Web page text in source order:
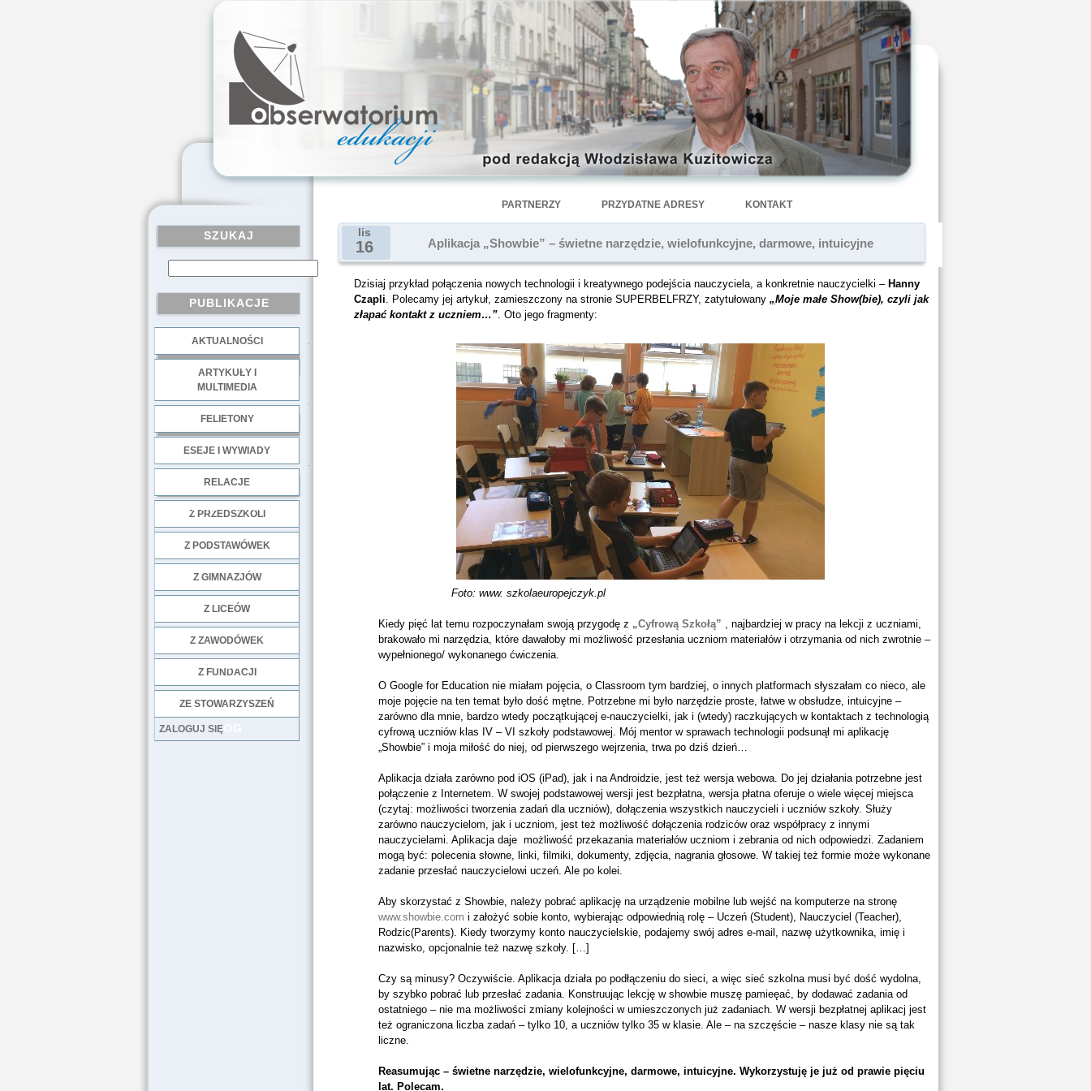
PARTNERZY PRZYDATNE ADRESY KONTAKT
SZUKAJ
PUBLIKACJE
AKTUALNOŚCI
ARTYKUŁY I
MULTIMEDIA
FELIETONY
ESEJE I WYWIADY
RELACJE
Z PRZEDSZKOLI
Z PODSTAWÓWEK
Z GIMNAZJÓW
Z LICEÓW
Z ZAWODÓWEK
Z FUNDACJI
ZE STOWARZYSZEŃ
LOG
ZALOGUJ SIĘ
lis
16 Aplikacja „Showbie” – świetne narzędzie, wielofunkcyjne, darmowe, intuicyjne
Dzisiaj przykład połączenia nowych technologii i kreatywnego podejścia nauczyciela, a konkretnie nauczycielki – Hanny
Czapli. Polecamy jej artykuł, zamieszczony na stronie SUPERBELFRZY, zatytułowany „Moje małe Show(bie), czyli jak
złapać kontakt z uczniem…”. Oto jego fragmenty:
Foto: www. szkolaeuropejczyk.pl
Kiedy pięć lat temu rozpoczynałam swoją przygodę z „Cyfrową Szkołą” , najbardziej w pracy na lekcji z uczniami,
brakowało mi narzędzia, które dawałoby mi możliwość przesłania uczniom materiałów i otrzymania od nich zwrotnie –
wypełnionego/ wykonanego ćwiczenia.
O Google for Education nie miałam pojęcia, o Classroom tym bardziej, o innych platformach słyszałam co nieco, ale
moje pojęcie na ten temat było dość mętne. Potrzebne mi było narzędzie proste, łatwe w obsłudze, intuicyjne –
zarówno dla mnie, bardzo wtedy początkującej e-nauczycielki, jak i (wtedy) raczkujących w kontaktach z technologią
cyfrową uczniów klas IV – VI szkoły podstawowej. Mój mentor w sprawach technologii podsunął mi aplikację
„Showbie” i moja miłość do niej, od pierwszego wejrzenia, trwa po dziś dzień…
Aplikacja działa zarówno pod iOS (iPad), jak i na Androidzie, jest też wersja webowa. Do jej działania potrzebne jest
połączenie z Internetem. W swojej podstawowej wersji jest bezpłatna, wersja płatna oferuje o wiele więcej miejsca
(czytaj: możliwości tworzenia zadań dla uczniów), dołączenia wszystkich nauczycieli i uczniów szkoły. Służy
zarówno nauczycielom, jak i uczniom, jest też możliwość dołączenia rodziców oraz współpracy z innymi
nauczycielami. Aplikacja daje możliwość przekazania materiałów uczniom i zebrania od nich odpowiedzi. Zadaniem
mogą być: polecenia słowne, linki, filmiki, dokumenty, zdjęcia, nagrania głosowe. W takiej też formie może wykonane
zadanie przesłać nauczycielowi uczeń. Ale po kolei.
Aby skorzystać z Showbie, należy pobrać aplikację na urządzenie mobilne lub wejść na komputerze na stronę
www.showbie.com i założyć sobie konto, wybierając odpowiednią rolę – Uczeń (Student), Nauczyciel (Teacher),
Rodzic(Parents). Kiedy tworzymy konto nauczycielskie, podajemy swój adres e-mail, nazwę użytkownika, imię i
nazwisko, opcjonalnie też nazwę szkoły. […]
Czy są minusy? Oczywiście. Aplikacja działa po podłączeniu do sieci, a więc sieć szkolna musi być dość wydolna,
by szybko pobrać lub przesłać zadania. Konstruując lekcję w showbie muszę pamieęać, by dodawać zadania od
ostatniego – nie ma możliwości zmiany kolejności w umieszczonych już zadaniach. W wersji bezpłatnej aplikacj jest
też ograniczona liczba zadań – tylko 10, a uczniów tylko 35 w klasie. Ale – na szczęście – nasze klasy nie są tak
liczne.
Reasumując – świetne narzędzie, wielofunkcyjne, darmowe, intuicyjne. Wykorzystuję je już od prawie pięciu
lat. Polecam.